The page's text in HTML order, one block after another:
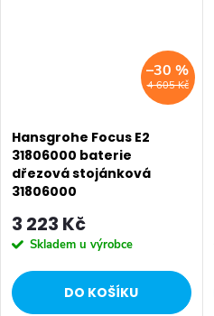
4 605 Kč
–30 %
Hansgrohe Focus E2
31806000 baterie
dřezová stojánková
31806000
3 223 Kč
Skladem u výrobce
DO KOŠÍKU